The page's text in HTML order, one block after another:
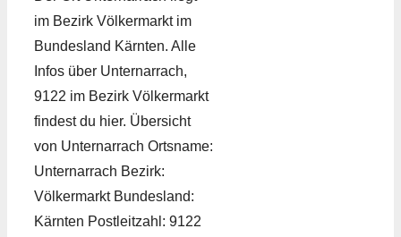
im Bezirk Völkermarkt im
Bundesland Kärnten. Alle
Infos über Unternarrach,
9122 im Bezirk Völkermarkt
findest du hier. Übersicht
von Unternarrach Ortsname:
Unternarrach Bezirk:
Völkermarkt Bundesland:
Kärnten Postleitzahl: 9122